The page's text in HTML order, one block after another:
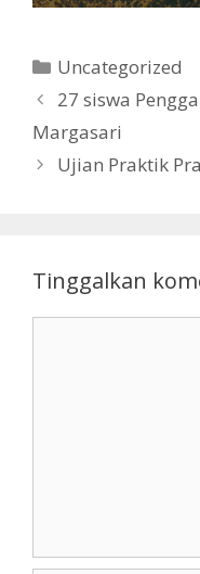
Kategori
Uncategorized
27 siswa
Margasari
Ujian Praktik
Tinggalkan